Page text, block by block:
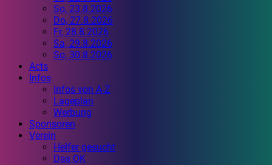
So, 23.8.2026
Do, 27.8.2026
Fr, 28.8.2026
Sa, 29.8.2026
So, 30.8.2026
Acts
Infos
Infos von A-Z
Lageplan
Werbung
Sponsoren
Verein
Helfer gesucht
Das OK